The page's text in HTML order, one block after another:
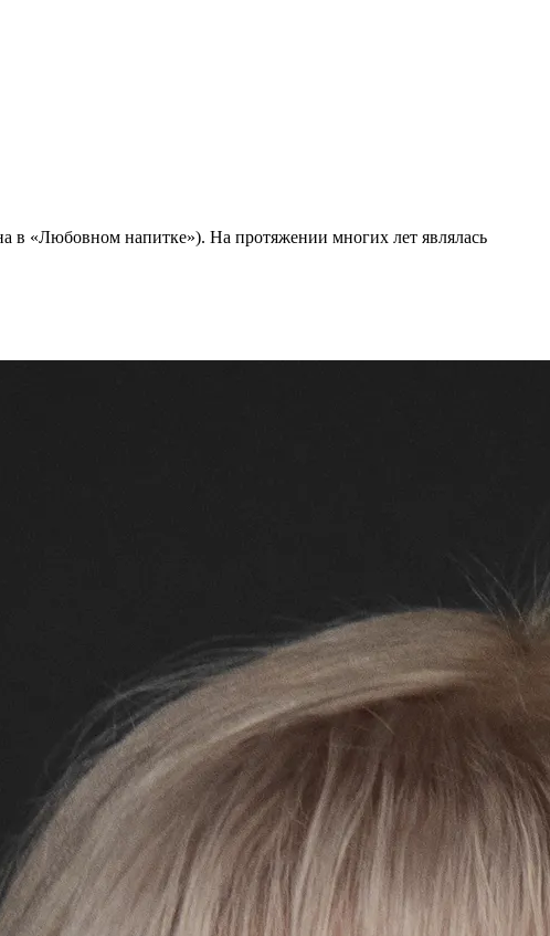
в «Любовном напитке»). На протяжении многих лет являлась